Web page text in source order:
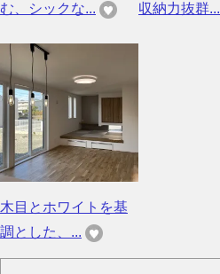
む、シックな...
収納力抜群...
木目とホワイトを基
調とした、...